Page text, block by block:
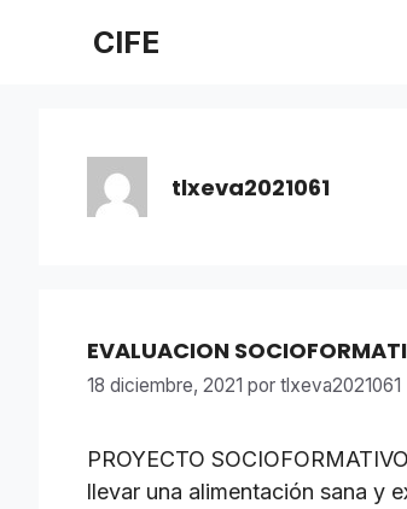
CIFE
tlxeva2021061
EVALUACION
18 diciembre, 2021 por tlxeva2021061
PROYECTO
llevar una alimentación sana y